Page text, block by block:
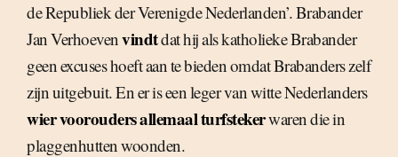
de Republiek der Verenigde Nederlanden’. Brabander
Jan Verhoevenvindtdat hij als katholieke Brabander
geen excuses hoeft aan te bieden omdat Brabanders zelf
zijn uitgebuit. En er is een leger van witte Nederlanders
wier voorouders allemaal turfstekerwaren die in
plaggenhutten woonden.